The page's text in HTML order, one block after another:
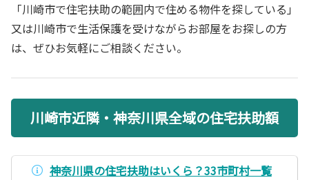
「川崎市で住宅扶助の範囲内で住める物件を探している」
又は川崎市で生活保護を受けながらお部屋をお探しの方
は、ぜひお気軽にご相談ください。
川崎市近隣・神奈川県全域の住宅扶助額
神奈川県の住宅扶助はいくら？33市町村一覧